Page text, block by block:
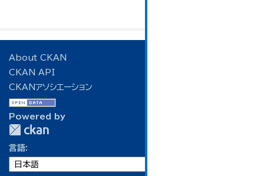
About CKAN
CKAN API
CKANアソシエーション
Powered by
言語